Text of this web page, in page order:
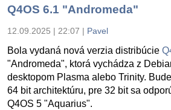
Q4OS 6.1 "Andromeda"
12.09.2025 | 22:07 | Pavel
Bola vydaná nová verzia distribúcie
"Andromeda", ktorá vychádza z
desktopom Plasma alebo Trinity.
64 bit architektúru, pre 32 bit sa
Q4OS 5 "Aquarius".